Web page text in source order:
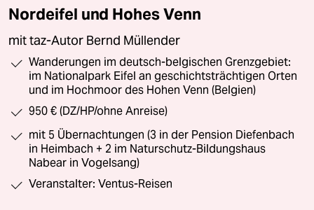
Nordeifel und Hohes Venn
mit taz-Autor Bernd Müllender
Wanderungen im deutsch-belgischen Grenzgebiet:
im Nationalpark Eifel an geschichtsträchtigen Orten
und im Hochmoor des Hohen Venn (Belgien)
950 € (DZ/HP/ohne Anreise)
mit 5 Übernachtungen (3 in der Pension Diefenbach
in Heimbach + 2 im Naturschutz-Bildungshaus
Nabear in Vogelsang)
Veranstalter: Ventus-Reisen